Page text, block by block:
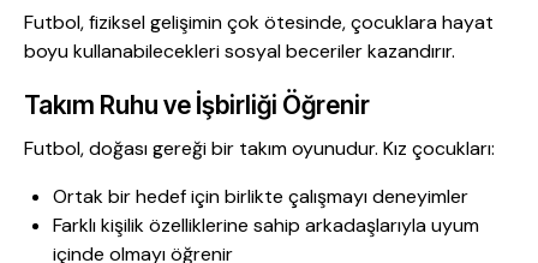
Futbol, fiziksel gelişimin çok ötesinde, çocuklara hayat
boyu kullanabilecekleri sosyal beceriler kazandırır.
Takım Ruhu ve İşbirliği Öğrenir
Futbol, doğası gereği bir takım oyunudur. Kız çocukları:
Ortak bir hedef için birlikte çalışmayı deneyimler
Farklı kişilik özelliklerine sahip arkadaşlarıyla uyum
içinde olmayı öğrenir